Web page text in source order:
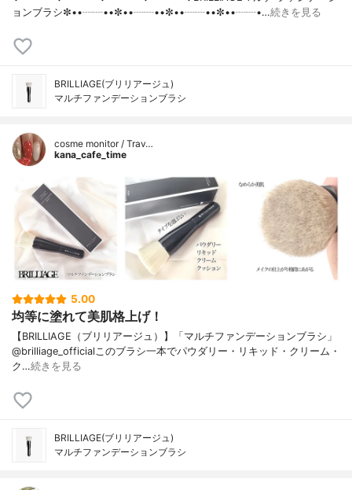
ョンブラシ✼••┈┈••✼••┈┈••✼••┈┈••✼••┈┈•…続きを見る
BRILLIAGE(ブリリアージュ)
マルチファンデーションブラシ
cosme monitor / Trav…
kana_cafe_time
5.00
均等に塗れて美肌格上げ！
【BRILLIAGE（ブリリアージュ）】「マルチファンデーションブラシ」
@brilliage_officialこのブラシ一本でパウダリー・リキッド・クリーム・
ク…続きを見る
BRILLIAGE(ブリリアージュ)
マルチファンデーションブラシ